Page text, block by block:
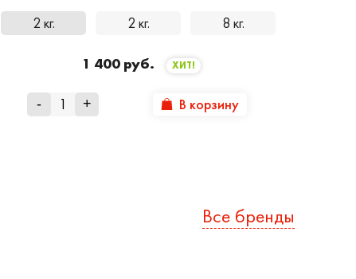
2 кг. 2 кг. 8 кг.
1 400 руб. ХИТ!
- + В корзину
Все бренды